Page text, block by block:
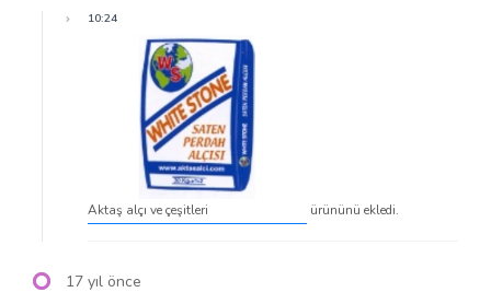
10:24
Aktaş alçı ve çeşitleri ürününü ekledi.
17 yıl önce